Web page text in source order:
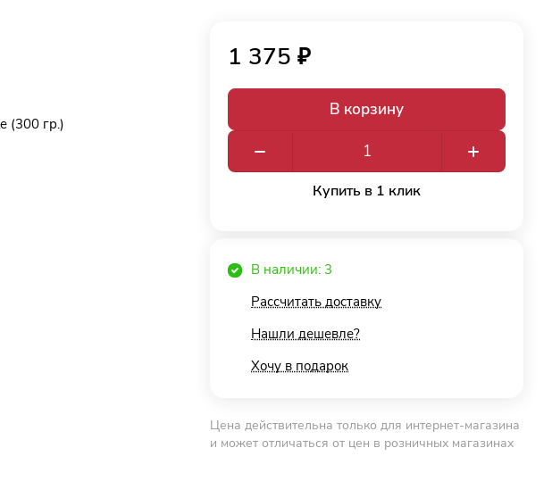
(300 гр.)
1 375 ₽
В корзину
Купить в 1 клик
В наличии: 3
Рассчитать доставку
Нашли дешевле?
Хочу в подарок
Цена действительна только для интернет-магазина
и может отличаться от цен в розничных магазинах